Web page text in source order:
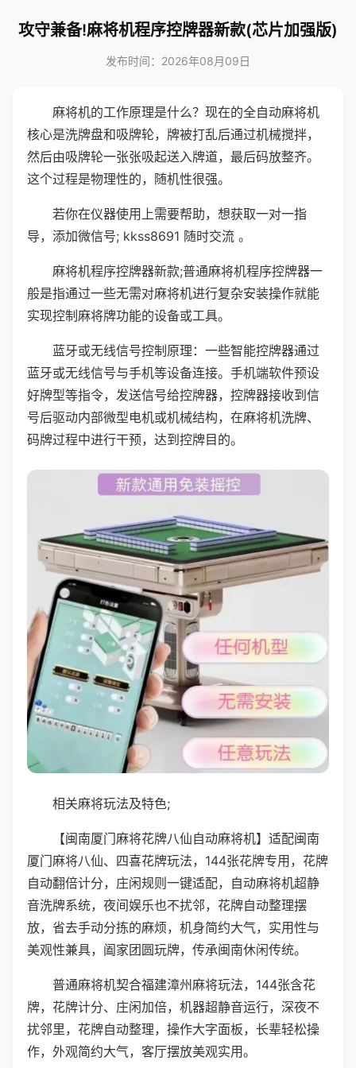
攻守兼备!麻将机程序控牌器新款(芯片加强版)
发布时间：2026年08月09日
麻将机的工作原理是什么？现在的全自动麻将机
核心是洗牌盘和吸牌轮，牌被打乱后通过机械搅拌，
然后由吸牌轮一张张吸起送入牌道，最后码放整齐。
这个过程是物理性的，随机性很强。
若你在仪器使用上需要帮助，想获取一对一指
导，添加微信号; kkss8691 随时交流 。
麻将机程序控牌器新款;普通麻将机程序控牌器一
般是指通过一些无需对麻将机进行复杂安装操作就能
实现控制麻将牌功能的设备或工具。
蓝牙或无线信号控制原理：一些智能控牌器通过
蓝牙或无线信号与手机等设备连接。手机端软件预设
好牌型等指令，发送信号给控牌器，控牌器接收到信
号后驱动内部微型电机或机械结构，在麻将机洗牌、
码牌过程中进行干预，达到控牌目的。
相关麻将玩法及特色;
【闽南厦门麻将花牌八仙自动麻将机】适配闽南
厦门麻将八仙、四喜花牌玩法，144张花牌专用，花牌
自动翻倍计分，庄闲规则一键适配，自动麻将机超静
音洗牌系统，夜间娱乐也不扰邻，花牌自动整理摆
放，省去手动分拣的麻烦，机身简约大气，实用性与
美观性兼具，阖家团圆玩牌，传承闽南休闲传统。
普通麻将机契合福建漳州麻将玩法，144张含花
牌，花牌计分、庄闲加倍，机器超静音运行，深夜不
扰邻里，花牌自动整理，操作大字面板，长辈轻松操
作，外观简约大气，客厅摆放美观实用。